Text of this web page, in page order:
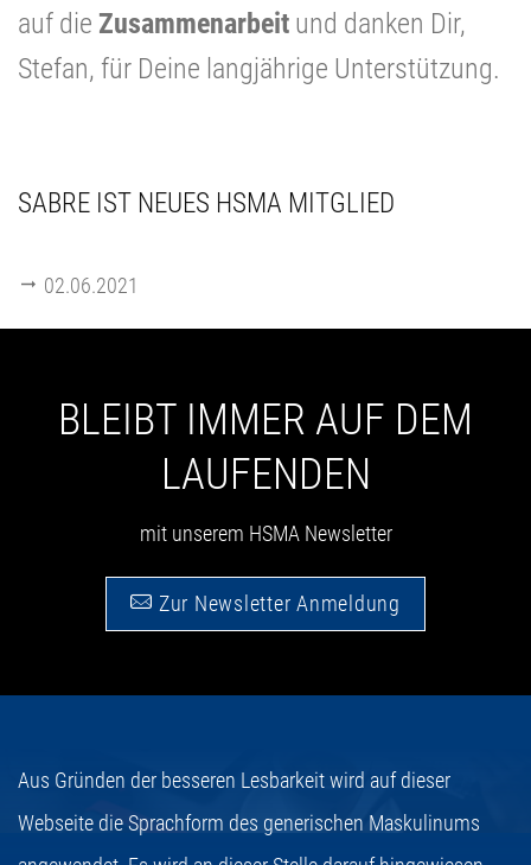
auf die Zusammenarbeit und danken Dir,
Stefan, für Deine langjährige Unterstützung.
SABRE IST NEUES HSMA MITGLIED
02.06.2021
BLEIBT IMMER AUF DEM
LAUFENDEN
mit unserem HSMA Newsletter
Zur Newsletter Anmeldung
Aus Gründen der besseren Lesbarkeit wird auf dieser
Webseite die Sprachform des generischen Maskulinums